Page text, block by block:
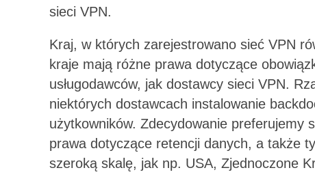
sieci VPN.
Kraj, w których zarejestrowano sieć VPN
kraje mają różne prawa dotyczące
usługodawców, jak dostawcy sieci VPN.
niektórych dostawcach instalowanie
użytkowników. Zdecydowanie preferujemy
prawa dotyczące retencji danych, a także
szeroką skalę, jak np. USA, Zjednoczone